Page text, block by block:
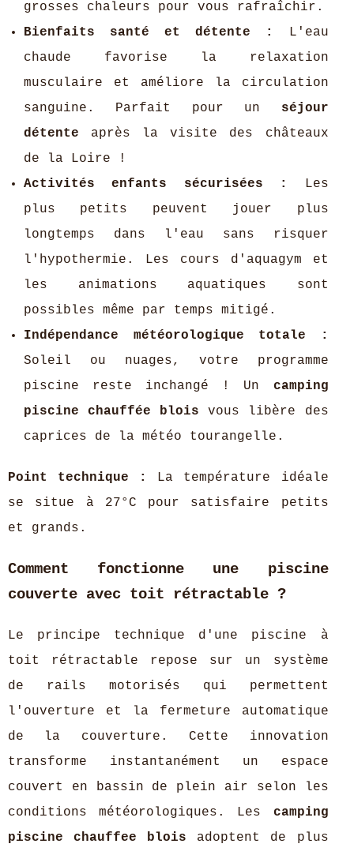
grosses chaleurs pour vous rafraîchir.
Bienfaits santé et détente :
L'eau
chaude favorise la relaxation
musculaire et améliore la circulation
sanguine. Parfait pour un séjour
détente après la visite des châteaux
de la Loire !
Activités enfants sécurisées :
Les
plus petits peuvent jouer plus
longtemps dans l'eau sans risquer
l'hypothermie. Les cours d'aquagym et
les animations aquatiques sont
possibles même par temps mitigé.
Indépendance météorologique totale :
Soleil ou nuages, votre programme
piscine reste inchangé ! Un camping
piscine chauffée blois vous libère des
caprices de la météo tourangelle.
Point technique :
La température idéale
se situe à 27°C pour satisfaire petits
et grands.
Comment fonctionne une piscine
couverte avec toit rétractable ?
Le principe technique d'une piscine à
toit rétractable repose sur un système
de rails motorisés qui permettent
l'ouverture et la fermeture automatique
de la couverture. Cette innovation
transforme instantanément un espace
couvert en bassin de plein air selon les
conditions météorologiques. Les camping
piscine chauffee blois adoptent de plus